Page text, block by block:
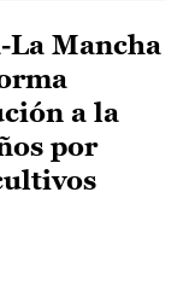
La Mancha
a la
por